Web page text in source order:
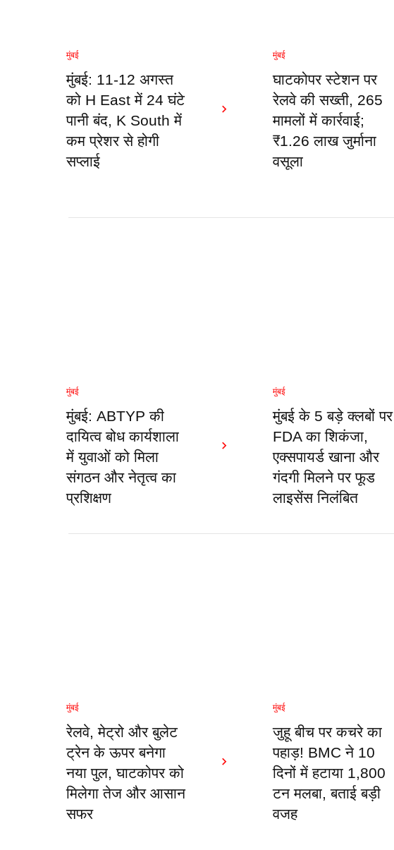
मुंबई
मुंबई: 11-12 अगस्त
को H East में 24 घंटे
पानी बंद, K South में
कम प्रेशर से होगी
सप्लाई
मुंबई
घाटकोपर स्टेशन पर
रेलवे की सख्ती, 265
मामलों में कार्रवाई;
₹1.26 लाख जुर्माना
वसूला
मुंबई
मुंबई: ABTYP की
दायित्व बोध कार्यशाला
में युवाओं को मिला
संगठन और नेतृत्व का
प्रशिक्षण
मुंबई
मुंबई के 5 बड़े क्लबों पर
FDA का शिकंजा,
एक्सपायर्ड खाना और
गंदगी मिलने पर फूड
लाइसेंस निलंबित
मुंबई
रेलवे, मेट्रो और बुलेट
ट्रेन के ऊपर बनेगा
नया पुल, घाटकोपर को
मिलेगा तेज और आसान
सफर
मुंबई
जुहू बीच पर कचरे का
पहाड़! BMC ने 10
दिनों में हटाया 1,800
टन मलबा, बताई बड़ी
वजह